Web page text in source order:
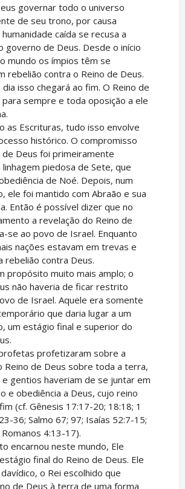
governar todo o universo
de seu trono, por causa
caída se recusa a
governo de Deus. Desde o início
mundo os ímpios têm se
rebelião contra o Reino de Deus.
isso chegará ao fim. O Reino de
para sempre e toda oposição a ele
as Escrituras, tudo isso envolve
histórico. O compromisso
de Deus foi primeiramente
linhagem piedosa de Sete, que
de Noé. Depois, num
ele foi mantido com Abraão e sua
Então é possível dizer que no
a revelação do Reino de
se ao povo de Israel. Enquanto
nações estavam em trevas e
rebelião contra Deus.
propósito muito mais amplo; o
não haveria de ficar restrito
de Israel. Aquele era somente
que daria lugar a um
um estágio final e superior do
profetizaram sobre a
Reino de Deus sobre toda a terra,
gentios haveriam de se juntar em
e obediência a Deus, cujo reino
(cf. Gênesis 17:17-20; 18:18; 1
36; Salmo 67; 97; Isaías 52:7-15;
4:13-17).
encarnou neste mundo, Ele
final do Reino de Deus. Ele
o Rei escolhido que
de Deus à terra de uma forma